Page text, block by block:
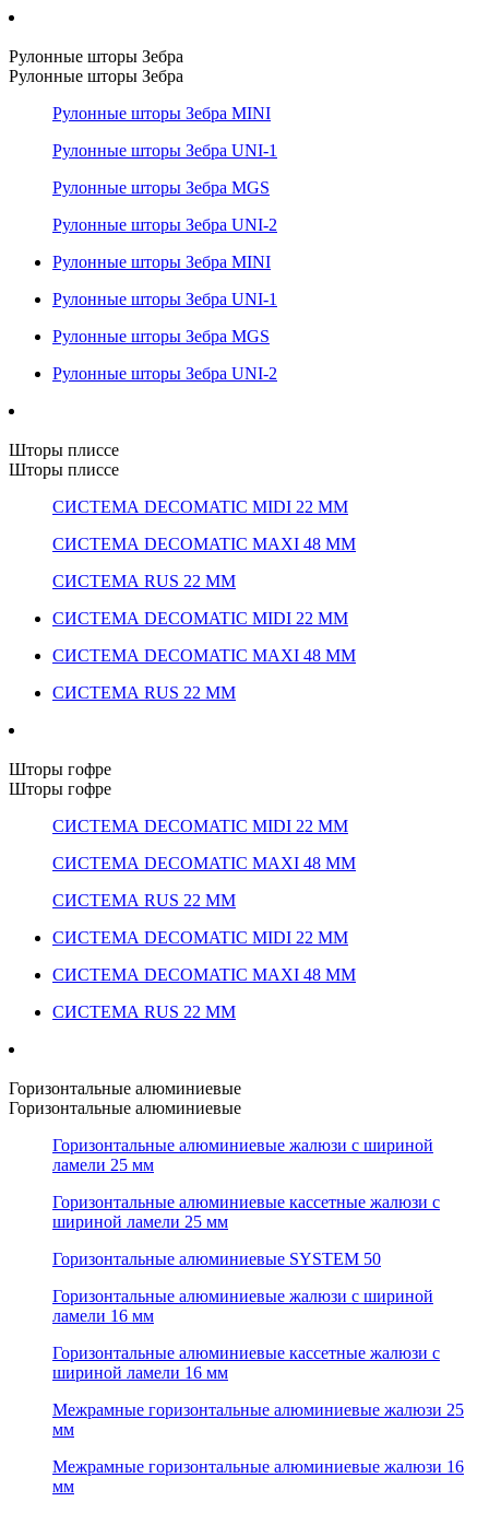
Рулонные шторы Зебра
Рулонные шторы Зебра
Рулонные шторы Зебра MINI
Рулонные шторы Зебра UNI-1
Рулонные шторы Зебра MGS
Рулонные шторы Зебра UNI-2
Рулонные шторы Зебра MINI
Рулонные шторы Зебра UNI-1
Рулонные шторы Зебра MGS
Рулонные шторы Зебра UNI-2
Шторы плиссе
Шторы плиссе
СИСТЕМА DECOMATIC MIDI 22 ММ
СИСТЕМА DECOMATIC MAXI 48 ММ
СИСТЕМА RUS 22 ММ
СИСТЕМА DECOMATIC MIDI 22 ММ
СИСТЕМА DECOMATIC MAXI 48 ММ
СИСТЕМА RUS 22 ММ
Шторы гофре
Шторы гофре
СИСТЕМА DECOMATIC MIDI 22 ММ
СИСТЕМА DECOMATIC MAXI 48 ММ
СИСТЕМА RUS 22 ММ
СИСТЕМА DECOMATIC MIDI 22 ММ
СИСТЕМА DECOMATIC MAXI 48 ММ
СИСТЕМА RUS 22 ММ
Горизонтальные алюминиевые
Горизонтальные алюминиевые
Горизонтальные алюминиевые жалюзи с шириной
ламели 25 мм
Горизонтальные алюминиевые кассетные жалюзи с
шириной ламели 25 мм
Горизонтальные алюминиевые SYSTEM 50
Горизонтальные алюминиевые жалюзи с шириной
ламели 16 мм
Горизонтальные алюминиевые кассетные жалюзи с
шириной ламели 16 мм
Межрамные горизонтальные алюминиевые жалюзи 25
мм
Межрамные горизонтальные алюминиевые жалюзи 16
мм